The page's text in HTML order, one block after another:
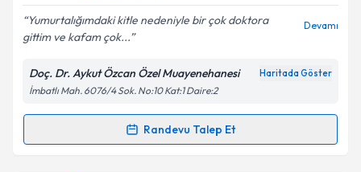
Kişisel verilerimin işlenmesine ilişkin
Aydınlatma
Metni'ni okudum ve kişisel verilerimin belirtilen
kapsamda işlenmesini kabul ediyorum.
Yumurtalığımdaki kitle nedeniyle bir çok doktora
gittim ve kafam çok...
Devamı
Doç. Dr. Aykut Özcan Özel Muayenehanesi Haritada Göster
İmbatlı Mah. 6076/4 Sok. No:10 Kat:1 Daire:2
Randevu Talep Et
Randevu Takvimi Talebi